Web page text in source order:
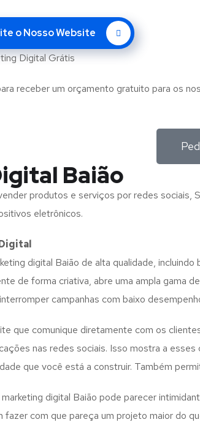
o Nosso Website
Digital Grátis
receber um orçamento gratuito para os
Baião
produtos e serviços por redes sociais,
eletrônicos.
digital Baião de alta qualidade,
de forma criativa, abre uma ampla gama
campanhas com baixo
que comunique diretamente com os
nas redes sociais. Isso mostra a
que você está a construir. Também
digital Baião pode parecer
fazer com que pareça um projeto maior do